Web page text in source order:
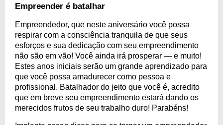
Empreender é batalhar
Empreendedor, que neste aniversário você possa
respirar com a consciência tranquila de que seus
esforços e sua dedicação com seu empreendimento
não são em vão! Você ainda irá prosperar — e muito!
Estes anos iniciais serão um grande aprendizado para
que você possa amadurecer como pessoa e
profissional. Batalhador do jeito que você é, acredito
que em breve seu empreendimento estará dando os
merecidos frutos de seu trabalho duro! Parabéns!